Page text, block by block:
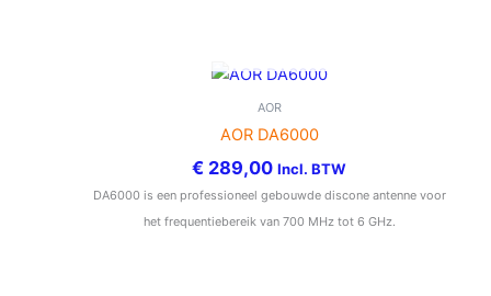
AOR
AOR DA6000
€ 289,00 Incl. BTW
DA6000 is een professioneel gebouwde discone antenne voor
het frequentiebereik van 700 MHz tot 6 GHz.